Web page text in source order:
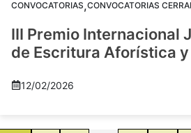
CONVOCATORIAS,CONVOCATORIAS
III Premio Internacional
de Escritura Aforística y
12/02/2026